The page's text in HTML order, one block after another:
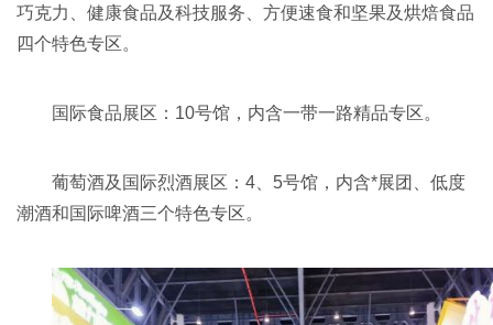
巧克力、健康食品及科技服务、方便速食和坚果及烘焙食品
四个特色专区。
国际食品展区：10号馆，内含一带一路精品专区。
葡萄酒及国际烈酒展区：4、5号馆，内含*展团、低度
潮酒和国际啤酒三个特色专区。